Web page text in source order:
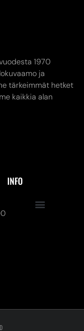
1970
ja
tärkeimmät hetket
kaikkia alan
INFO